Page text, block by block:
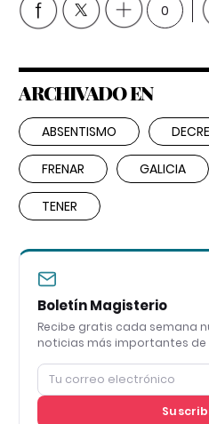
0
ARCHIVADO EN
ABSENTISMO
FRENAR GALICIA
TENER
Boletín Magisterio
Recibe gratis cada semana
noticias más importantes de